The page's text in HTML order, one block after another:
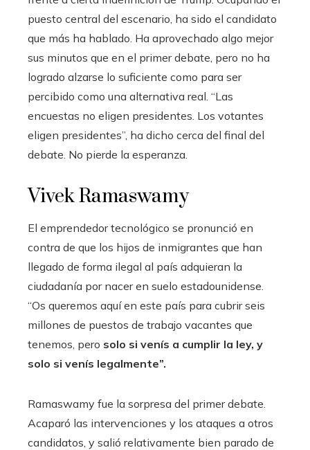
puesto central del escenario, ha sido el candidato
que más ha hablado. Ha aprovechado algo mejor
sus minutos que en el primer debate, pero no ha
logrado alzarse lo suficiente como para ser
percibido como una alternativa real. “Las
encuestas no eligen presidentes. Los votantes
eligen presidentes”, ha dicho cerca del final del
debate. No pierde la esperanza.
Vivek Ramaswamy
El emprendedor tecnológico se pronunció en
contra de que los hijos de inmigrantes que han
llegado de forma ilegal al país adquieran la
ciudadanía por nacer en suelo estadounidense.
“Os queremos aquí en este país para cubrir seis
millones de puestos de trabajo vacantes que
tenemos, pero solo si venís a cumplir la ley, y
solo si venís legalmente”.
Ramaswamy fue la sorpresa del primer debate.
Acaparó las intervenciones y los ataques a otros
candidatos, y salió relativamente bien parado de